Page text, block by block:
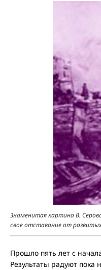
Знаменитая картина В.
свое отставание от
Прошло пять лет с
Результаты радуют